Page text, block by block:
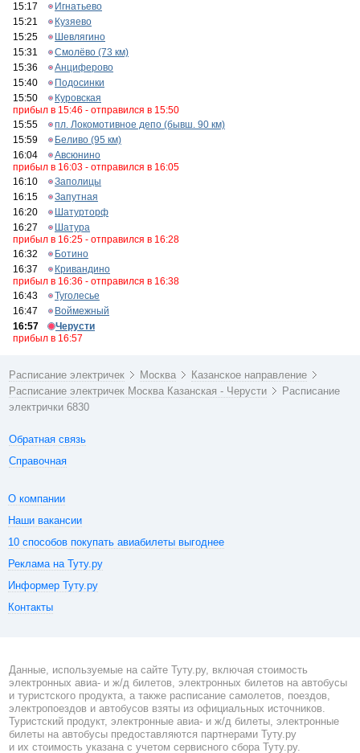
15:17
Игнатьево
15:21
Кузяево
15:25
Шевлягино
15:31
Смолёво (73 км)
15:36
Анциферово
15:40
Подосинки
15:50
Куровская
прибыл в 15:46 - отправился в 15:50
15:55
пл. Локомотивное депо (бывш. 90 км)
15:59
Беливо (95 км)
16:04
Авсюнино
прибыл в 16:03 - отправился в 16:05
16:10
Заполицы
16:15
Запутная
16:20
Шатурторф
16:27
Шатура
прибыл в 16:25 - отправился в 16:28
16:32
Ботино
16:37
Кривандино
прибыл в 16:36 - отправился в 16:38
16:43
Туголесье
16:47
Воймежный
16:57
Черусти
прибыл в 16:57
Расписание электричек Москва
Казанское направление
Расписание электричек Москва Казанская - Черусти
Расписание
электрички 6830
Обратная связь
Справочная
О компании
Наши вакансии
10 способов покупать авиабилеты выгоднее
Реклама на Туту.ру
Информер Туту.ру
Контакты
Данные, используемые на сайте Туту.ру, включая стоимость
электронных авиа- и ж/д билетов, электронных билетов на автобусы
и туристского продукта, а также расписание самолетов, поездов,
электропоездов и автобусов взяты из официальных источников.
Туристский продукт, электронные авиа- и ж/д билеты, электронные
билеты на автобусы предоставляются партнерами Туту.ру
и их стоимость указана с учетом сервисного сбора Туту.ру.